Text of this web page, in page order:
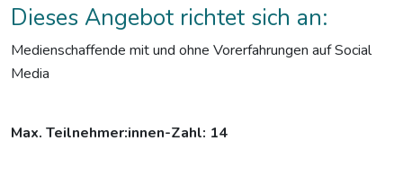
Dieses Angebot richtet sich an:
Medienschaffende mit und ohne Vorerfahrungen auf Social
Media
Max. Teilnehmer:innen-Zahl: 14